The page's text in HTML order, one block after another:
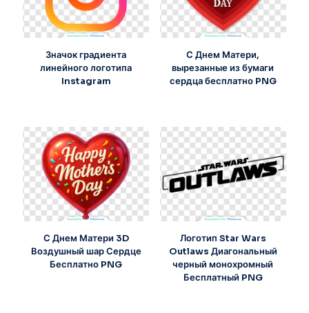
Значок градиента
линейного логотипа
Instagram
С Днем Матери,
вырезанные из бумаги
сердца бесплатно PNG
С Днем Матери 3D
Воздушный шар Сердце
Бесплатно PNG
Логотип Star Wars
Outlaws Диагональный
черный монохромный
Бесплатный PNG